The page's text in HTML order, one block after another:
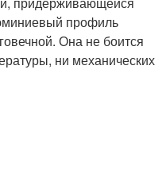
алюминиевом профиле
профиль
Она не боится
ни механических